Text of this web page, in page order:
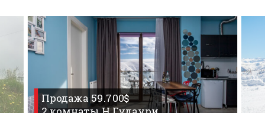
Продажа 59.700$
Дети в Гудаури
Развлечения
Календарь событий
Телеграм-канал
Гудаури
INFO